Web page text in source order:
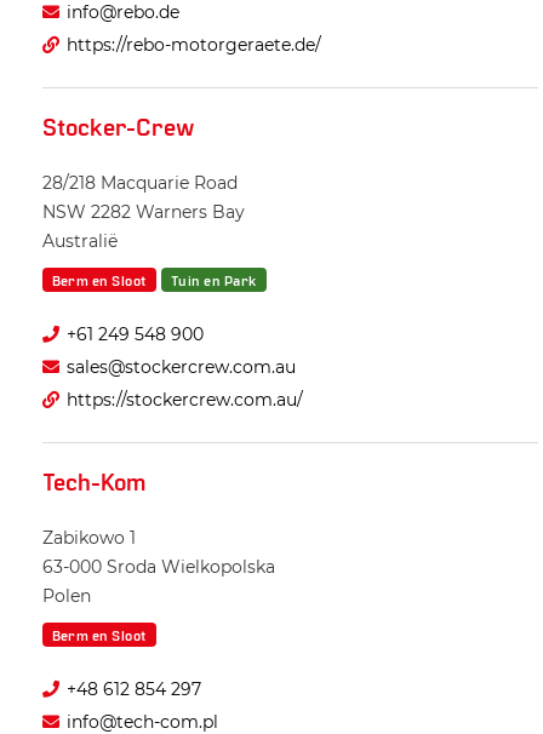
info@rebo.de
https://rebo-motorgeraete.de/
Stocker-Crew
28/218 Macquarie Road
NSW 2282 Warners Bay
Australië
Berm en Sloot Tuin en Park
+61 249 548 900
sales@stockercrew.com.au
https://stockercrew.com.au/
Tech-Kom
Zabikowo 1
63-000 Sroda Wielkopolska
Polen
Berm en Sloot
+48 612 854 297
info@tech-com.pl